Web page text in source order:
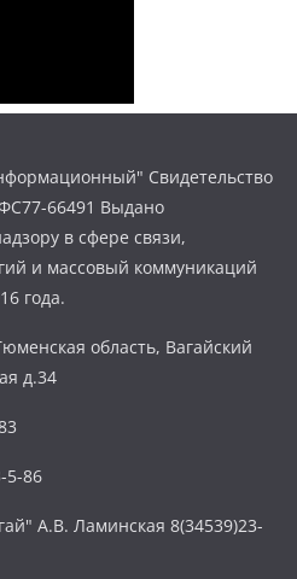
Свидетельство
66491 Выдано
в сфере связи,
и массовый коммуникаций
года.
область, Вагайский
д.34
5-86
А.В. Ламинская 8(34539)23-